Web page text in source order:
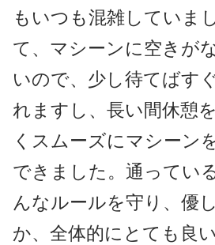
もいつも混雑していま
て、マシーンに空きが
いので、少し待てばす
れますし、長い間休憩
くスムーズにマシーン
できました。通ってい
んなルールを守り、優
か、全体的にとても良